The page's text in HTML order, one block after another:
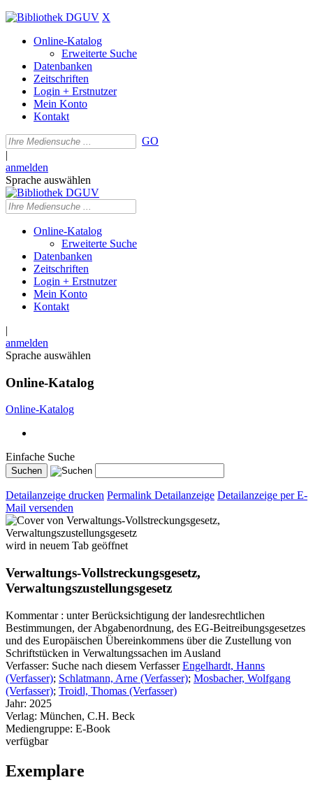
X
Online-Katalog
Erweiterte Suche
Datenbanken
Zeitschriften
Login + Erstnutzer
Mein Konto
Kontakt
GO
|
anmelden
Sprache auswählen
Online-Katalog
Erweiterte Suche
Datenbanken
Zeitschriften
Login + Erstnutzer
Mein Konto
Kontakt
|
anmelden
Sprache auswählen
Online-Katalog
Online-Katalog
Einfache Suche
Detailanzeige drucken Permalink Detailanzeige Detailanzeige per E-
Mail versenden
wird in neuem Tab geöffnet
Verwaltungs-Vollstreckungsgesetz,
Verwaltungszustellungsgesetz
Kommentar : unter Berücksichtigung der landesrechtlichen
Bestimmungen, der Abgabenordnung, des EG-Beitreibungsgesetzes
und des Europäischen Übereinkommens über die Zustellung von
Schriftstücken in Verwaltungssachen im Ausland
Verfasser: Suche nach diesem Verfasser Engelhardt, Hanns
(Verfasser); Schlatmann, Arne (Verfasser); Mosbacher, Wolfgang
(Verfasser); Troidl, Thomas (Verfasser)
Jahr: 2025
Verlag: München, C.H. Beck
Mediengruppe: E-Book
verfügbar
Exemplare